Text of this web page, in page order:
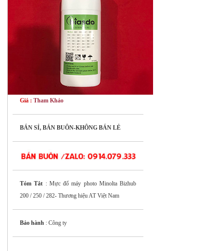
Giá : Tham Khảo
BÁN SỈ, BÁN BUÔN-KHÔNG BÁN LẺ
Tóm Tắt : Mực đổ máy photo Minolta Bizhub
200 / 250 / 282- Thương hiệu AT Việt Nam
Bảo hành : Công ty